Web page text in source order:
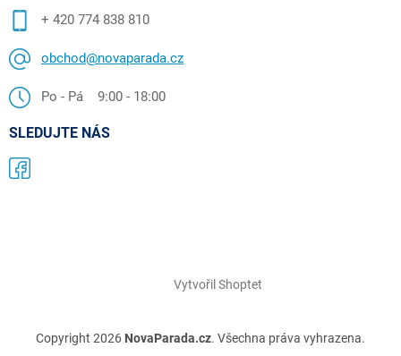
+ 420 774 838 810
obchod@novaparada.cz
Po - Pá 9:00 - 18:00
SLEDUJTE NÁS
Vytvořil Shoptet
Copyright 2026 NovaParada.cz. Všechna práva vyhrazena.